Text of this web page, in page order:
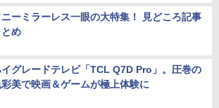
ニーミラーレス一眼の大特集！ 見どころ記事
とめ
グレードテレビ「TCL Q7D Pro」。圧巻の
美で映画＆ゲームが極上体験に